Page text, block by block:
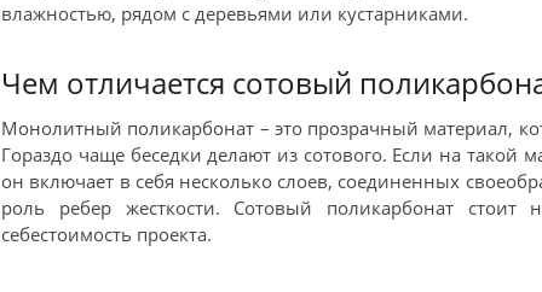
влажностью, рядом с деревьями или кустарниками.
Чем отличается сотовый
Монолитный поликарбонат – это прозрачный материал,
Гораздо чаще беседки делают из сотового. Если на такой
он включает в себя несколько слоев, соединенных
роль ребер жесткости. Сотовый поликарбонат стоит
себестоимость проекта.